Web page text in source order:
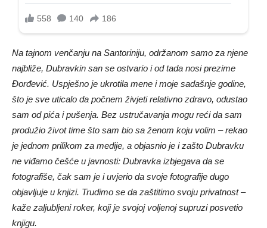
Na tajnom venčanju na Santoriniju, održanom samo za njene
najbliže, Dubravkin san se ostvario i od tada nosi prezime
Đorđević. Uspješno je ukrotila mene i moje sadašnje godine,
što je sve uticalo da počnem živjeti relativno zdravo, odustao
sam od pića i pušenja. Bez ustručavanja mogu reći da sam
produžio život time što sam bio sa ženom koju volim – rekao
je jednom prilikom za medije, a objasnio je i zašto Dubravku
ne viđamo češće u javnosti: Dubravka izbjegava da se
fotografiše, čak sam je i uvjerio da svoje fotografije dugo
objavljuje u knjizi. Trudimo se da zaštitimo svoju privatnost –
kaže zaljubljeni roker, koji je svojoj voljenoj supruzi posvetio
knjigu.